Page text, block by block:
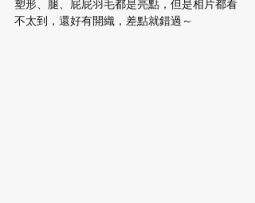
塑形、腿、屁屁羽毛都是亮點，但是相片都看
不太到，還好有開織，差點就錯過～